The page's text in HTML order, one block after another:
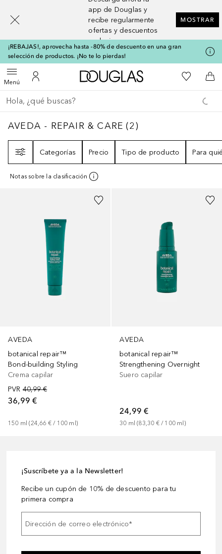
app de Douglas y
recibe regularmente
ofertas y descuentos
exclusivos
MOSTRAR
¡REBAJAS!, aprovecha hasta -80% de descuento en una gran
selección de productos. ¡No te lo pierdas!
MenúAbrir menúMi cuenta
A Douglas HomeMi lista de
A
Regresar
Ejecutar búsqueda
AVEDA - REPAIR & CARE2
AVEDA - REPAIR & CARE (2)
Categorías
Precio Tipo de producto Para
Notas sobre la clasificación
AVEDA
botanical repair™
Bond-building Styling
Crema capilar
PVR 40,99 €
36,99 €
150 ml (24,66 € / 100 ml )
AVEDA
botanical repair™
Strengthening Overnight
Suero capilar
24,99 €
30 ml (83,30 € / 100 ml )
¡Suscríbete ya a la Newsletter!
Recibe un cupón de 10% de descuento para tu
primera compra
Dirección de correo electrónico*
[navigation.slideout.screenreader]